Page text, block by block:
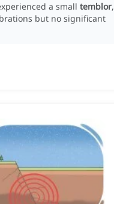
a small temblor,
but no significant